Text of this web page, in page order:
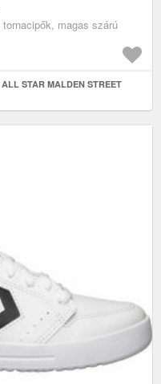
magas szárú
STAR MALDEN STREET